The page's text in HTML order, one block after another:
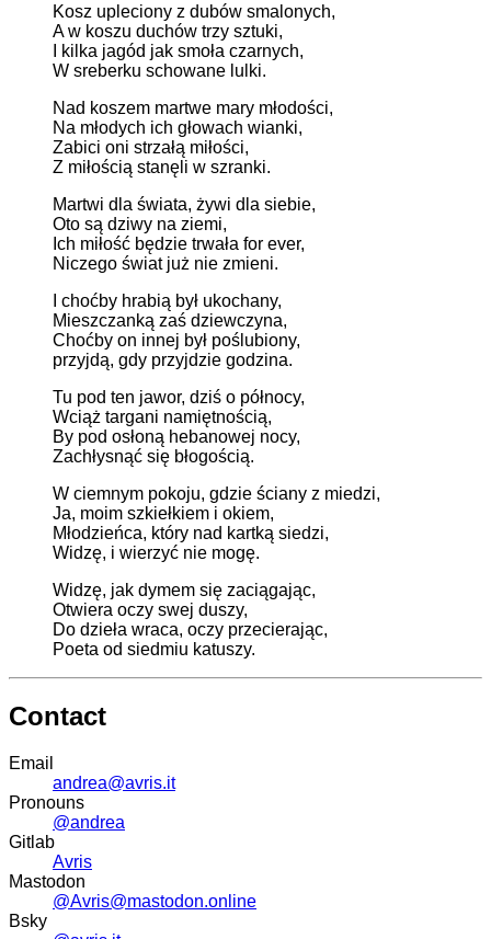
Kosz upleciony z dubów smalonych,
A w koszu duchów trzy sztuki,
I kilka jagód jak smoła czarnych,
W sreberku schowane lulki.
Nad koszem martwe mary młodości,
Na młodych ich głowach wianki,
Zabici oni strzałą miłości,
Z miłością stanęli w szranki.
Martwi dla świata, żywi dla siebie,
Oto są dziwy na ziemi,
Ich miłość będzie trwała for ever,
Niczego świat już nie zmieni.
I choćby hrabią był ukochany,
Mieszczanką zaś dziewczyna,
Choćby on innej był poślubiony,
przyjdą, gdy przyjdzie godzina.
Tu pod ten jawor, dziś o północy,
Wciąż targani namiętnością,
By pod osłoną hebanowej nocy,
Zachłysnąć się błogością.
W ciemnym pokoju, gdzie ściany z miedzi,
Ja, moim szkiełkiem i okiem,
Młodzieńca, który nad kartką siedzi,
Widzę, i wierzyć nie mogę.
Widzę, jak dymem się zaciągając,
Otwiera oczy swej duszy,
Do dzieła wraca, oczy przecierając,
Poeta od siedmiu katuszy.
Contact
Email
andrea@avris.it
Pronouns
@andrea
Gitlab
Avris
Mastodon
@Avris@mastodon.online
Bsky